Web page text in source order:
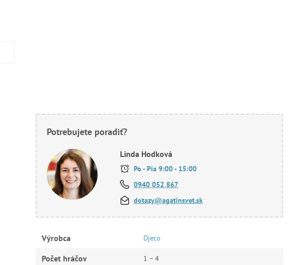
Potrebujete poradiť?
Linda Hodková
Po - Pia 9:00 - 15:00
0940 052 867
dotazy@agatinsvet.sk
Výrobca Djeco
Počet hráčov 1 – 4